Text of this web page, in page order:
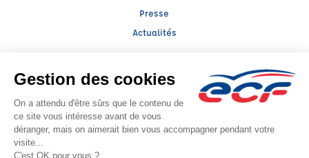
Presse
Actualités
Facebook (nouvelle fenêtre)
Instagram (nouvelle fenêtre)
LinkedIn (nouvelle fenêtre)
TikTok (nouvelle fenêtre)
Raison sociale : LLERENA ALSACE - Capital social: 100000€
SIREN: 393817259 - Numéro de TVA intracommunautaire: FR 34 393817259
Agrément n°E1606700300